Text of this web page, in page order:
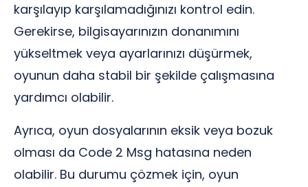
karşılayıp karşılamadığınızı kontrol edin.
Gerekirse, bilgisayarınızın donanımını
yükseltmek veya ayarlarınızı düşürmek,
oyunun daha stabil bir şekilde çalışmasına
yardımcı olabilir.
Ayrıca, oyun dosyalarının eksik veya bozuk
olması da Code 2 Msg hatasına neden
olabilir. Bu durumu çözmek için, oyun